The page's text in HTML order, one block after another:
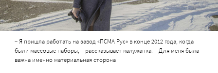
– Я пришла работать на завод «ПСМА Рус» в конце 2012 года, когда
были массовые наборы, – рассказывает калужанка. – Для меня была
важна именно материальная сторона